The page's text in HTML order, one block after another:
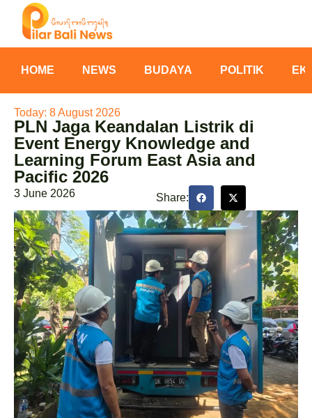
HOME NEWS BUDAYA POLITIK
Today: 8 August 2026
PLN Jaga Keandalan Listrik di
Event Energy Knowledge and
Learning Forum East Asia and
Pacific 2026
3 June 2026 Share: